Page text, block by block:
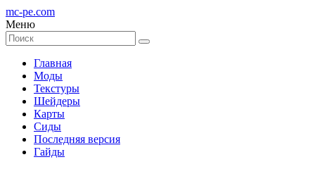
mc-pe.com
Меню
Главная
Моды
Текстуры
Шейдеры
Карты
Сиды
Последняя версия
Гайды